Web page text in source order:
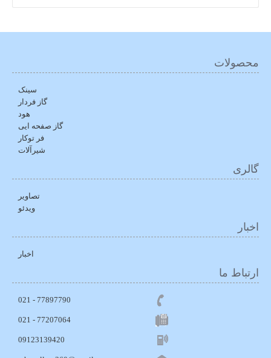
محصولات
سینک
گاز فردار
هود
گاز صفحه ایی
فر توکار
شیرآلات
گالری
تصاویر
ویدئو
اخبار
اخبار
ارتباط ما
77897790 - 021
021 - 77207064
09123139420